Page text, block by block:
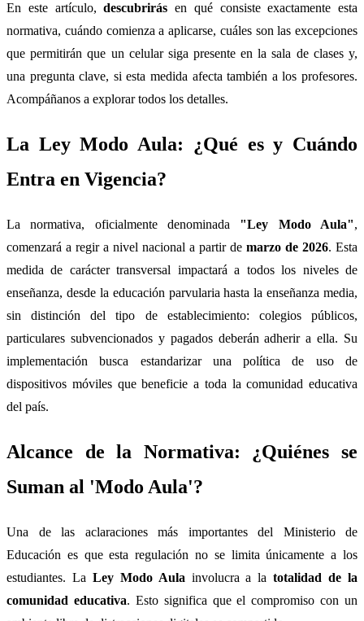
En este artículo,descubrirás en qué consiste exactamente esta
normativa, cuándo comienza a aplicarse, cuáles son las excepciones
que permitirán que un celular siga presente en la sala de clases y,
una pregunta clave, si esta medida afecta también a los profesores.
Acompáñanos a explorar todos los detalles.
La Ley Modo Aula: ¿Qué es y Cuándo
Entra en Vigencia?
La normativa, oficialmente denominada "Ley Modo Aula",
comenzará a regir a nivel nacional a partir de marzo de 2026. Esta
medida de carácter transversal impactará a todos los niveles de
enseñanza, desde la educación parvularia hasta la enseñanza media,
sin distinción del tipo de establecimiento: colegios públicos,
particulares subvencionados y pagados deberán adherir a ella. Su
implementación busca estandarizar una política de uso de
dispositivos móviles que beneficie a toda la comunidad educativa
del país.
Alcance de la Normativa: ¿Quiénes se
Suman al 'Modo Aula'?
Una de las aclaraciones más importantes del Ministerio de
Educación es que esta regulación no se limita únicamente a los
estudiantes. La Ley Modo Aula involucra a latotalidad de la
comunidad educativa. Esto significa que el compromiso con un